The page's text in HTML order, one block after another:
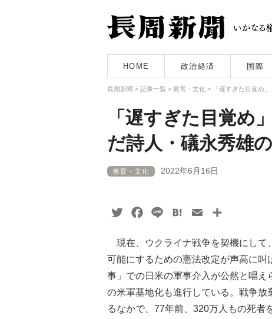
HOME 政治経済 国際
長周新聞 > 記事一覧 > 教育・文化 > 「遅すぎた目覚め
「遅すぎた目覚
だ詩人・礒永秀雄
教育・文化 2022年6月16日
TwitterFacebook
Line HatenaEmail
現在、ウクライナ戦争を契機にして
可能にするための憲法改定が声高に
事」での日米の軍事介入が公然と唱
の米軍基地化も進行している。戦争
るなかで、77年前、320万人もの死者